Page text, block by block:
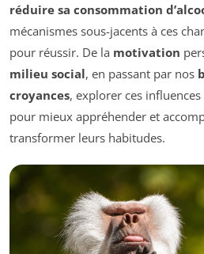
réduire sa consommation
mécanismes sous-jacents à ces
pour réussir. De la motivation
milieu social, en passant par nos
croyances, explorer ces
pour mieux appréhender et
transformer leurs habitudes.